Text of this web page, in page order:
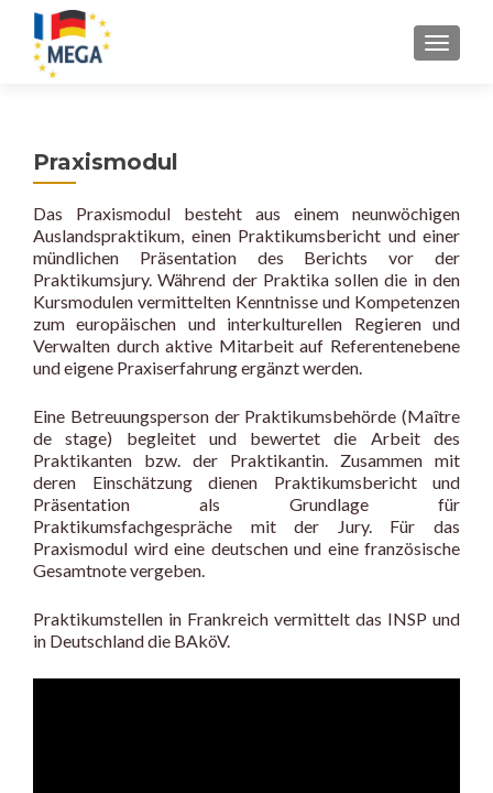
MENU
Praxismodul
Das Praxismodul besteht aus einem neunwöchigen
Auslandspraktikum, einen Praktikumsbericht und einer
mündlichen Präsentation des Berichts vor der
Praktikumsjury. Während der Praktika sollen die in den
Kursmodulen vermittelten Kenntnisse und Kompetenzen
zum europäischen und interkulturellen Regieren und
Verwalten durch aktive Mitarbeit auf Referentenebene
und eigene Praxiserfahrung ergänzt werden.
Eine Betreuungsperson der Praktikumsbehörde (Maître
de stage) begleitet und bewertet die Arbeit des
Praktikanten bzw. der Praktikantin. Zusammen mit
deren Einschätzung dienen Praktikumsbericht und
Präsentation als Grundlage für
Praktikumsfachgespräche mit der Jury. Für das
Praxismodul wird eine deutschen und eine französische
Gesamtnote vergeben.
Praktikumstellen in Frankreich vermittelt das INSP und
in Deutschland die BAköV.